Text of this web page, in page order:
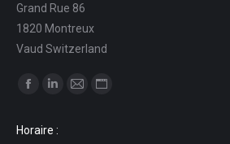
Grand Rue 86
1820 Montreux
Vaud Switzerland
Find us on:
opensopens
Horaire :